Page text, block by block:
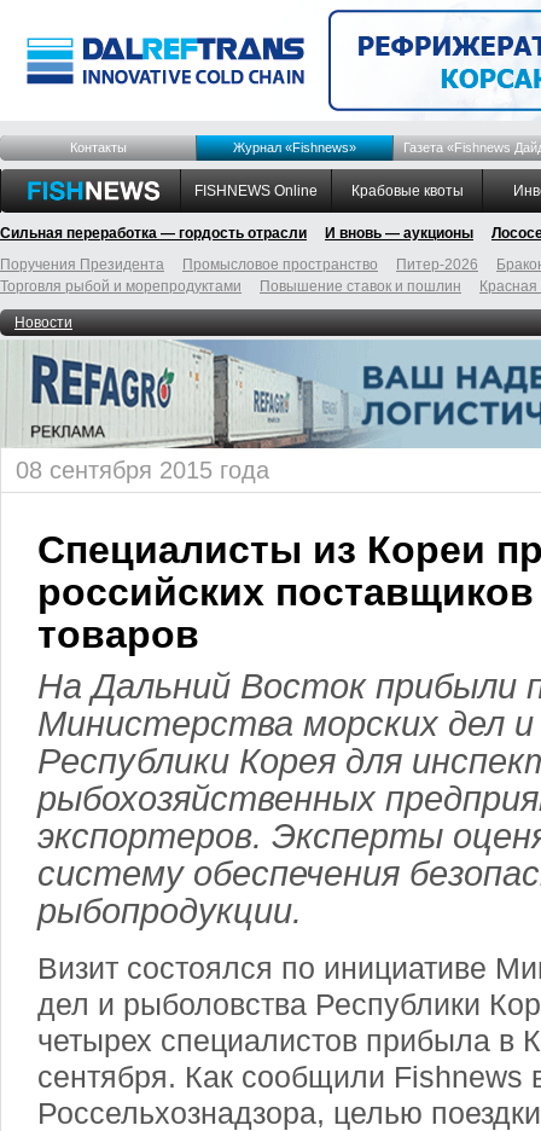
Контакты Журнал «Fishnews» Газета «Fishnews
FISHNEWS Online Крабовые квоты
Сильная переработка — гордость отрасли И вновь — аукционы
Поручения Президента
Промысловое пространство Питер-2026
Торговля рыбой и морепродуктами
Повышение ставок и пошлин
Новости
08 сентября 2015 года
Специалисты из Кореи
российских
товаров
На Дальний Восток прибыли
Министерства морских дел
Республики Корея для
рыбохозяйственных
экспортеров. Эксперты
систему обеспечения
рыбопродукции.
Визит состоялся по инициативе
дел и рыболовства Республики
четырех специалистов прибыла в
сентября. Как сообщили Fishnews
Россельхознадзора, целью